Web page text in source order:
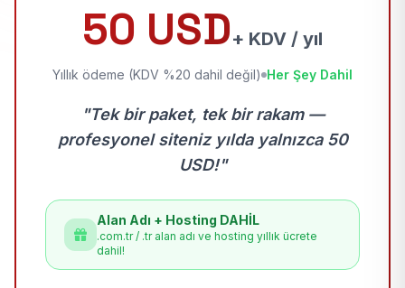
50 USD+ KDV / yıl
Yıllık ödeme (KDV %20 dahil değil) Her Şey Dahil
"Tek bir paket, tek bir rakam —
profesyonel siteniz yılda yalnızca 50
USD!"
Alan Adı + Hosting DAHİL
.com.tr / .tr alan adı ve hosting yıllık ücrete
dahil!